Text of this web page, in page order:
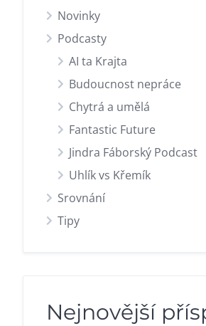
Novinky
Podcasty
AI ta Krajta
Budoucnost nepráce
Chytrá a umělá
Fantastic Future
Jindra Fáborský Podcast
Uhlík vs Křemík
Srovnání
Tipy
Nejnovější